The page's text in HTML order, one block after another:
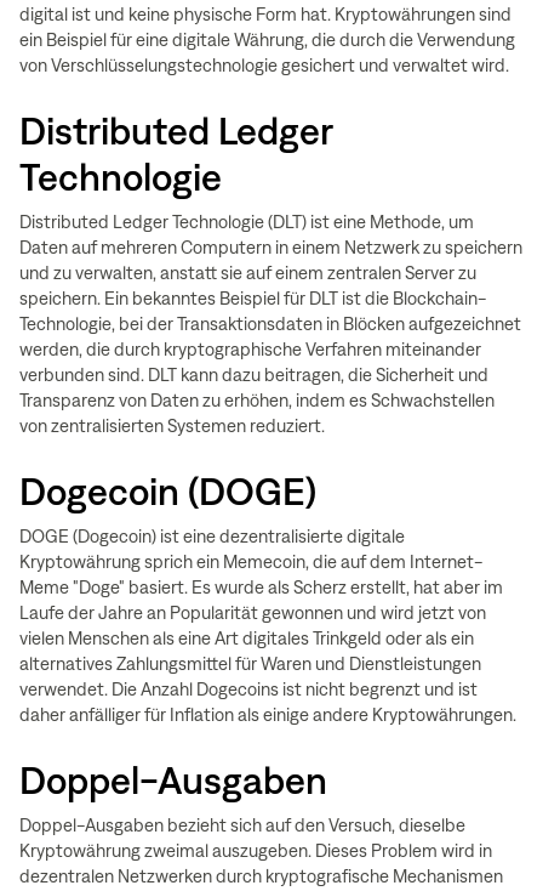
digital ist und keine physische Form hat. Kryptowährungen sind
ein Beispiel für eine digitale Währung, die durch die Verwendung
von Verschlüsselungstechnologie gesichert und verwaltet wird.
Distributed Ledger
Technologie
Distributed Ledger Technologie (DLT) ist eine Methode, um
Daten auf mehreren Computern in einem Netzwerk zu speichern
und zu verwalten, anstatt sie auf einem zentralen Server zu
speichern. Ein bekanntes Beispiel für DLT ist die Blockchain-
Technologie, bei der Transaktionsdaten in Blöcken aufgezeichnet
werden, die durch kryptographische Verfahren miteinander
verbunden sind. DLT kann dazu beitragen, die Sicherheit und
Transparenz von Daten zu erhöhen, indem es Schwachstellen
von zentralisierten Systemen reduziert.
Dogecoin (DOGE)
DOGE (Dogecoin) ist eine dezentralisierte digitale
Kryptowährung sprich ein Memecoin, die auf dem Internet-
Meme "Doge" basiert. Es wurde als Scherz erstellt, hat aber im
Laufe der Jahre an Popularität gewonnen und wird jetzt von
vielen Menschen als eine Art digitales Trinkgeld oder als ein
alternatives Zahlungsmittel für Waren und Dienstleistungen
verwendet. Die Anzahl Dogecoins ist nicht begrenzt und ist
daher anfälliger für Inflation als einige andere Kryptowährungen.
Doppel-Ausgaben
Doppel-Ausgaben bezieht sich auf den Versuch, dieselbe
Kryptowährung zweimal auszugeben. Dieses Problem wird in
dezentralen Netzwerken durch kryptografische Mechanismen